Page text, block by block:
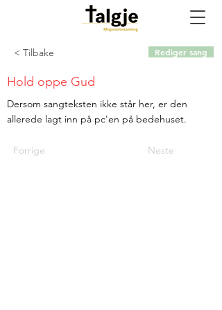
< Tilbake
Dersom sangteksten ikke står her, er den
allerede lagt inn på pc'en på bedehuset.
Forrige Neste
Hold oppe Gud
Rediger sang